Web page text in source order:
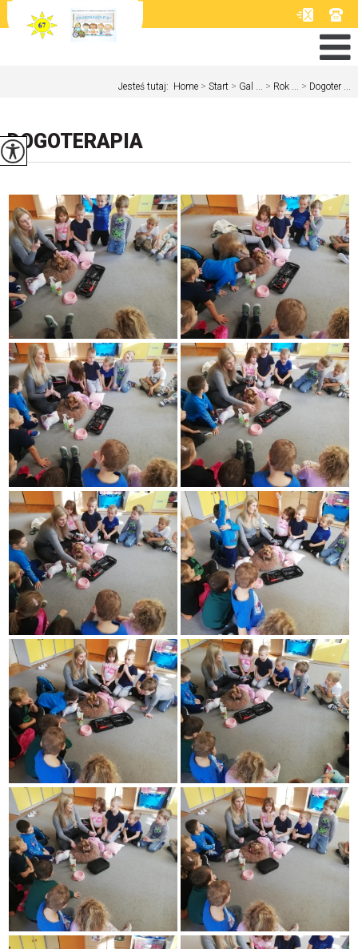
Jesteś tutaj: Home > Start > Gal ... > Rok ... > Dogoter ...
DOGOTERAPIA